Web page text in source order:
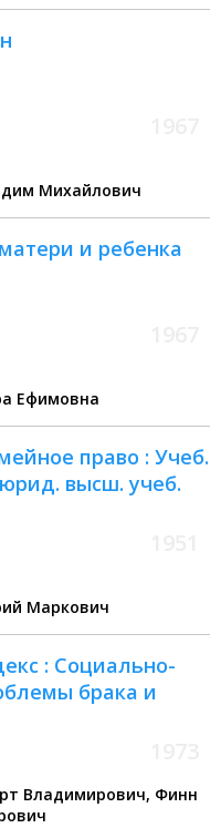
Михайлович
и ребенка
Ефимовна
право : Учеб.
высш. учеб.
Маркович
: Социально-
брака и
Владимирович, Финн